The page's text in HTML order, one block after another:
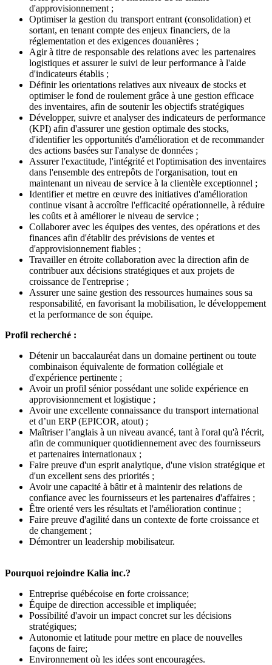
d'approvisionnement ;
Optimiser la gestion du transport entrant (consolidation) et
sortant, en tenant compte des enjeux financiers, de la
réglementation et des exigences douanières ;
Agir à titre de responsable des relations avec les partenaires
logistiques et assurer le suivi de leur performance à l'aide
d'indicateurs établis ;
Définir les orientations relatives aux niveaux de stocks et
optimiser le fond de roulement grâce à une gestion efficace
des inventaires, afin de soutenir les objectifs stratégiques
Développer, suivre et analyser des indicateurs de performance
(KPI) afin d'assurer une gestion optimale des stocks,
d'identifier les opportunités d'amélioration et de recommander
des actions basées sur l'analyse de données ;
Assurer l'exactitude, l'intégrité et l'optimisation des inventaires
dans l'ensemble des entrepôts de l'organisation, tout en
maintenant un niveau de service à la clientèle exceptionnel ;
Identifier et mettre en œuvre des initiatives d'amélioration
continue visant à accroître l'efficacité opérationnelle, à réduire
les coûts et à améliorer le niveau de service ;
Collaborer avec les équipes des ventes, des opérations et des
finances afin d'établir des prévisions de ventes et
d'approvisionnement fiables ;
Travailler en étroite collaboration avec la direction afin de
contribuer aux décisions stratégiques et aux projets de
croissance de l'entreprise ;
Assurer une saine gestion des ressources humaines sous sa
responsabilité, en favorisant la mobilisation, le développement
et la performance de son équipe.
Profil recherché :
Détenir un baccalauréat dans un domaine pertinent ou toute
combinaison équivalente de formation collégiale et
d'expérience pertinente ;
Avoir un profil sénior possédant une solide expérience en
approvisionnement et logistique ;
Avoir une excellente connaissance du transport international
et d’un ERP (EPICOR, atout) ;
Maîtriser l’anglais à un niveau avancé, tant à l'oral qu'à l'écrit,
afin de communiquer quotidiennement avec des fournisseurs
et partenaires internationaux ;
Faire preuve d'un esprit analytique, d'une vision stratégique et
d'un excellent sens des priorités ;
Avoir une capacité à bâtir et à maintenir des relations de
confiance avec les fournisseurs et les partenaires d'affaires ;
Être orienté vers les résultats et l'amélioration continue ;
Faire preuve d'agilité dans un contexte de forte croissance et
de changement ;
Démontrer un leadership mobilisateur.
Pourquoi rejoindre Kalia inc.?
Entreprise québécoise en forte croissance;
Équipe de direction accessible et impliquée;
Possibilité d'avoir un impact concret sur les décisions
stratégiques;
Autonomie et latitude pour mettre en place de nouvelles
façons de faire;
Environnement où les idées sont encouragées.